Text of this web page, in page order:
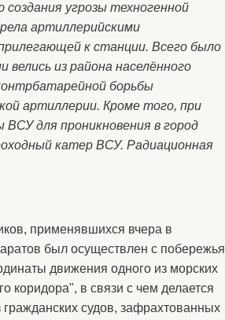
угрозы техногенной
артиллерийскими
к станции. Всего было
из района населённого
борьбы
артиллерии. Кроме того, при
для проникновения в город
катер ВСУ. Радиационная
применявшихся вчера в
был осуществлен с побережья
движения одного из морских
коридора", в связи с чем делается
судов, зафрахтованных